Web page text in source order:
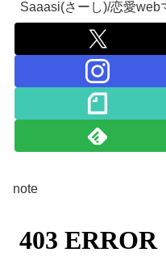
Saaasi(さーし)/恋愛web
note